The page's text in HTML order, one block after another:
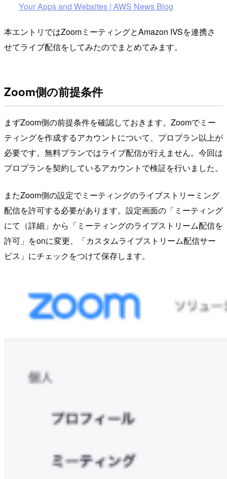
Your Apps and Websites | AWS News Blog
本エントリではZoomミーティングとAmazon IVSを連携さ
せてライブ配信をしてみたのでまとめてみます。
Zoom側の前提条件
まずZoom側の前提条件を確認しておきます。Zoomでミー
ティングを作成するアカウントについて、プロプラン以上が
必要です。無料プランではライブ配信が行えません。今回は
プロプランを契約しているアカウントで検証を行いました。
またZoom側の設定でミーティングのライブストリーミング
配信を許可する必要があります。設定画面の「ミーティング
にて（詳細」から「ミーティングのライブストリーム配信を
許可」をonに変更、「カスタムライブストリーム配信サー
ビス」にチェックをつけて保存します。